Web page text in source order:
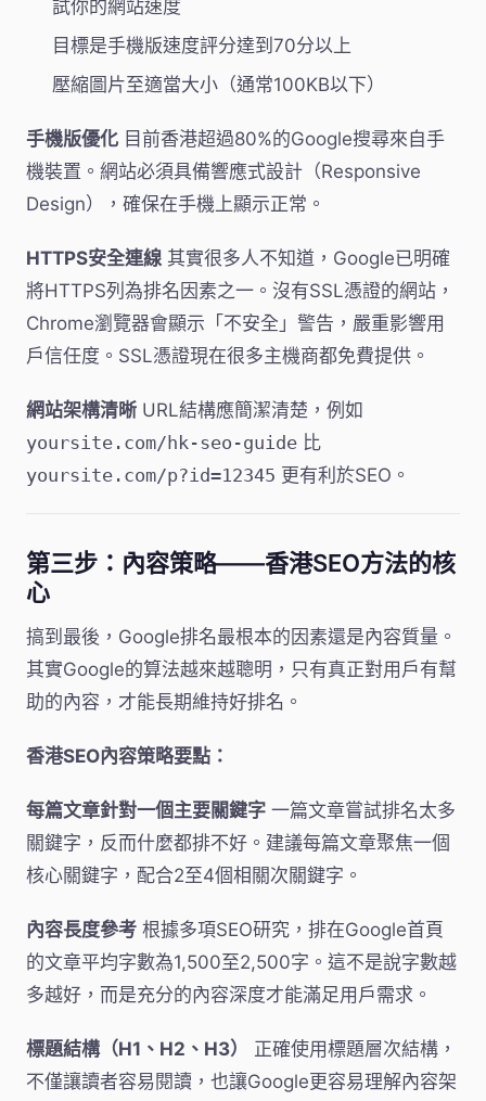
試你的網站速度
目標是手機版速度評分達到70分以上
壓縮圖片至適當大小（通常100KB以下）
手機版優化 目前香港超過80%的Google搜尋來自手
機裝置。網站必須具備響應式設計（Responsive
Design），確保在手機上顯示正常。
HTTPS安全連線 其實很多人不知道，Google已明確
將HTTPS列為排名因素之一。沒有SSL憑證的網站，
Chrome瀏覽器會顯示「不安全」警告，嚴重影響用
戶信任度。SSL憑證現在很多主機商都免費提供。
網站架構清晰 URL結構應簡潔清楚，例如
yoursite.com/hk-seo-guide 比
yoursite.com/p?id=12345 更有利於SEO。
第三步：內容策略——香港SEO方法的核
心
搞到最後，Google排名最根本的因素還是內容質量。
其實Google的算法越來越聰明，只有真正對用戶有幫
助的內容，才能長期維持好排名。
香港SEO內容策略要點：
每篇文章針對一個主要關鍵字 一篇文章嘗試排名太多
關鍵字，反而什麼都排不好。建議每篇文章聚焦一個
核心關鍵字，配合2至4個相關次關鍵字。
內容長度參考 根據多項SEO研究，排在Google首頁
的文章平均字數為1,500至2,500字。這不是說字數越
多越好，而是充分的內容深度才能滿足用戶需求。
標題結構（H1、H2、H3）
正確使用標題層次結構，
不僅讓讀者容易閱讀，也讓Google更容易理解內容架